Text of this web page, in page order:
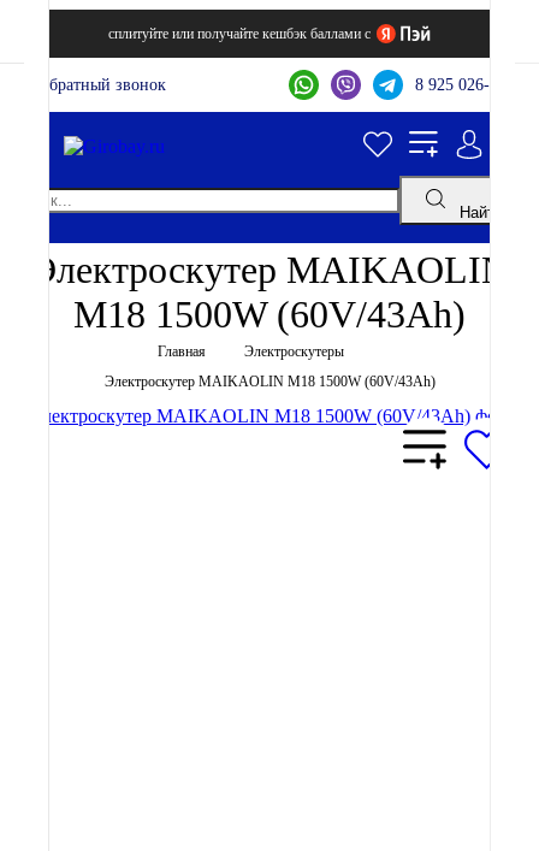
сплитуйте или получайте кешбэк баллами с
Обратный звонок 8 925 026-44-22
Найти
Электроскутер MAIKAOLIN
M18 1500W (60V/43Ah)
Главная
Электроскутеры
Электроскутер MAIKAOLIN M18 1500W (60V/43Ah)